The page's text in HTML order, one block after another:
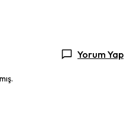
Yorum Yap